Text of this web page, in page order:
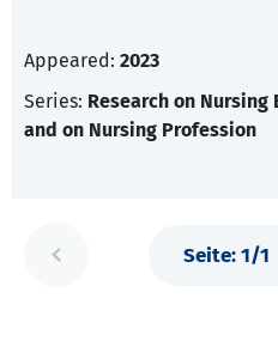
Appeared: 2023
Series: Research on
and on Nursing Profession